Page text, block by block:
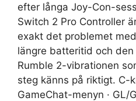
efter långa Joy-Con-
Switch 2 Pro Controller
exakt det problemet
längre batteritid och
Rumble 2-vibrationen
steg känns på riktigt. C-
GameChat-menyn · GL/